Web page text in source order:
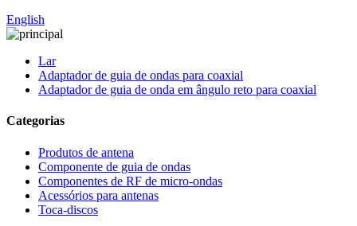
English
Lar
Adaptador de guia de ondas para coaxial
Adaptador de guia de onda em ângulo reto para coaxial
Categorias
Produtos de antena
Componente de guia de ondas
Componentes de RF de micro-ondas
Acessórios para antenas
Toca-discos